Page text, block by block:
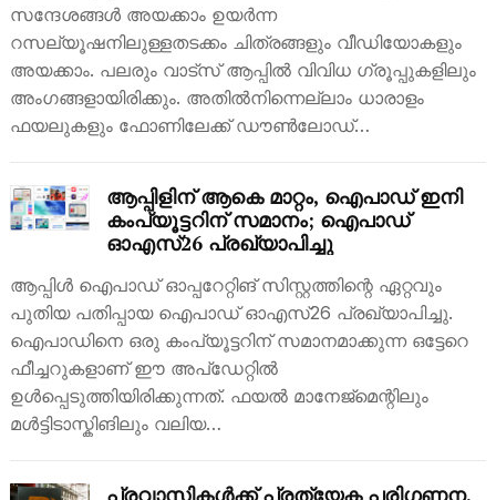
സന്ദേശങ്ങൾ അയക്കാം ഉയർന്ന
റസല്യൂഷനിലുള്ളതടക്കം ചിത്രങ്ങളും വീഡിയോകളും
അയക്കാം. പലരും വാട്‌സ് ആപ്പിൽ വിവിധ ഗ്രൂപ്പുകളിലും
അംഗങ്ങളായിരിക്കും. അതിൽനിന്നെല്ലാം ധാരാളം
ഫയലുകളും ഫോണിലേക്ക് ഡൗൺലോഡ്…
ആപ്പിളിന് ആകെ മാറ്റം, ഐപാഡ് ഇനി
കംപ്യൂട്ടറിന് സമാനം; ഐപാഡ്
ഓഎസ്26 പ്രഖ്യാപിച്ചു
ആപ്പിൾ ഐപാഡ് ഓപ്പറേറ്റിങ് സിസ്റ്റത്തിന്റെ ഏറ്റവും
പുതിയ പതിപ്പായ ഐപാഡ് ഓഎസ്26 പ്രഖ്യാപിച്ചു.
ഐപാഡിനെ ഒരു കംപ്യൂട്ടറിന് സമാനമാക്കുന്ന ഒട്ടേറെ
ഫീച്ചറുകളാണ് ഈ അപ്‌ഡേറ്റിൽ
ഉൾപ്പെടുത്തിയിരിക്കുന്നത്. ഫയൽ മാനേജ്‌മെന്റിലും
മൾട്ടിടാസ്കിങിലും വലിയ…